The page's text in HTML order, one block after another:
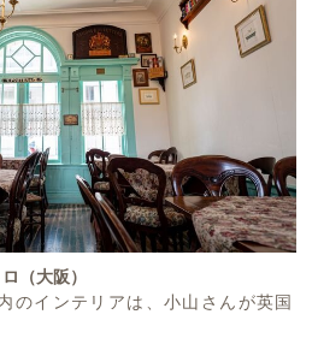
（大阪）
のインテリアは、小山さんが英国